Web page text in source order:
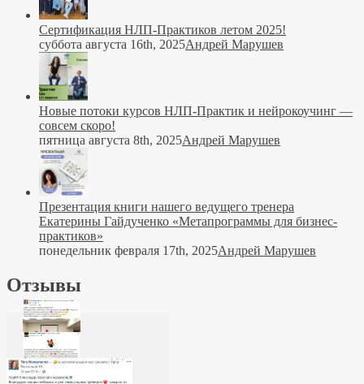
Сертификация НЛП-Практиков летом 2025!
суббота августа 16th, 2025Андрей Марушев
Новые потоки курсов НЛП-Практик и нейрокоучинг —
совсем скоро!
пятница августа 8th, 2025Андрей Марушев
Презентация книги нашего ведущего тренера
Екатерины Гайдученко «Метапрограммы для бизнес-
практиков»
понедельник февраля 17th, 2025Андрей Марушев
Отзывы